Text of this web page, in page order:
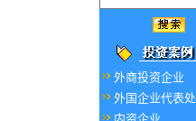
外商投资企业
外国企业代表处